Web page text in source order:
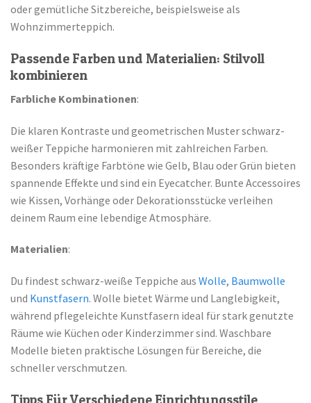
oder gemütliche Sitzbereiche, beispielsweise als
Wohnzimmerteppich.
Passende Farben und Materialien: Stilvoll
kombinieren
Farbliche Kombinationen:
Die klaren Kontraste und geometrischen Muster schwarz-
weißer Teppiche harmonieren mit zahlreichen Farben.
Besonders kräftige Farbtöne wie Gelb, Blau oder Grün bieten
spannende Effekte und sind ein Eyecatcher. Bunte Accessoires
wie Kissen, Vorhänge oder Dekorationsstücke verleihen
deinem Raum eine lebendige Atmosphäre.
Materialien:
Du findest schwarz-weiße Teppiche aus Wolle, Baumwolle
und Kunstfasern. Wolle bietet Wärme und Langlebigkeit,
während pflegeleichte Kunstfasern ideal für stark genutzte
Räume wie Küchen oder Kinderzimmer sind. Waschbare
Modelle bieten praktische Lösungen für Bereiche, die
schneller verschmutzen.
Tipps Für Verschiedene Einrichtungsstile